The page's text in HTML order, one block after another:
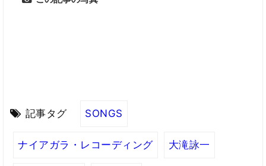
記事タグ SONGS
ナイアガラ・レコーディング 大滝詠一